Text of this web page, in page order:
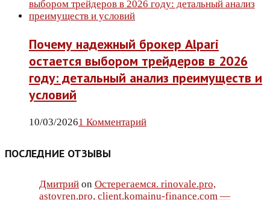
Почему надежный брокер Alpari
остается выбором трейдеров в 2026
году: детальный анализ преимуществ и
условий
10/03/20261 Комментарий
ПОСЛЕДНИЕ ОТЗЫВЫ
Дмитрий on Остерегаемся. rinovale.pro,
astovren.pro, client.komainu-finance.com —